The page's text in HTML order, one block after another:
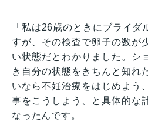
「私は26歳のときにブライ
すが、その検査で卵子の数が
い状態だとわかりました。シ
き自分の状態をきちんと知れ
いなら不妊治療をはじめよう
事をこうしよう、と具体的な
なったんです。